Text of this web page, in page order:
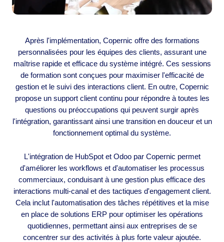
Après l'implémentation, Copernic offre des formations
personnalisées pour les équipes des clients, assurant une
maîtrise rapide et efficace du système intégré. Ces sessions
de formation sont conçues pour maximiser l'efficacité de
gestion et le suivi des interactions client. En outre, Copernic
propose un support client continu pour répondre à toutes les
questions ou préoccupations qui peuvent surgir après
l'intégration, garantissant ainsi une transition en douceur et un
fonctionnement optimal du système.
L'intégration de HubSpot et Odoo par Copernic permet
d'améliorer les workflows et d'automatiser les processus
commerciaux, conduisant à une gestion plus efficace des
interactions multi-canal et des tactiques d'engagement client.
Cela inclut l'automatisation des tâches répétitives et la mise
en place de solutions ERP pour optimiser les opérations
quotidiennes, permettant ainsi aux entreprises de se
concentrer sur des activités à plus forte valeur ajoutée.